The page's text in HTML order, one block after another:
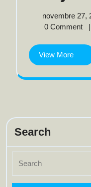
novembre 27,
0 Comment
|
View More
Search
for: